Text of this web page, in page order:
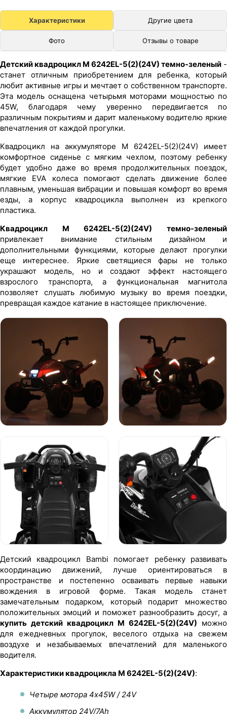
Характеристики Другие цвета
Фото Отзывы о товаре
Детский квадроцикл M 6242EL-5(2)(24V) темно-зеленый -
станет отличным приобретением для ребенка, который
любит активные игры и мечтает о собственном транспорте.
Эта модель оснащена четырьмя моторами мощностью по
45W, благодаря чему уверенно передвигается по
различным покрытиям и дарит маленькому водителю яркие
впечатления от каждой прогулки.
Квадроцикл на аккумуляторе M 6242EL-5(2)(24V) имеет
комфортное сиденье с мягким чехлом, поэтому ребенку
будет удобно даже во время продолжительных поездок,
мягкие EVA колеса помогают сделать движение более
плавным, уменьшая вибрации и повышая комфорт во время
езды, а корпус квадроцикла выполнен из крепкого
пластика.
Квадроцикл M 6242EL-5(2)(24V) темно-зеленый
привлекает внимание стильным дизайном и
дополнительными функциями, которые делают прогулки
еще интереснее. Яркие светящиеся фары не только
украшают модель, но и создают эффект настоящего
взрослого транспорта, а функциональная магнитола
позволяет слушать любимую музыку во время поездки,
превращая каждое катание в настоящее приключение.
Детский квадроцикл Bambi помогает ребенку развивать
координацию движений, лучше ориентироваться в
пространстве и постепенно осваивать первые навыки
вождения в игровой форме. Такая модель станет
замечательным подарком, который подарит множество
положительных эмоций и поможет разнообразить досуг, а
купить детский квадроцикл M 6242EL-5(2)(24V) можно
для ежедневных прогулок, веселого отдыха на свежем
воздухе и незабываемых впечатлений для маленького
водителя.
Характеристики квадроцикла M 6242EL-5(2)(24V):
Четыре мотора 4х45W / 24V
Аккумулятор 24V/7Ah